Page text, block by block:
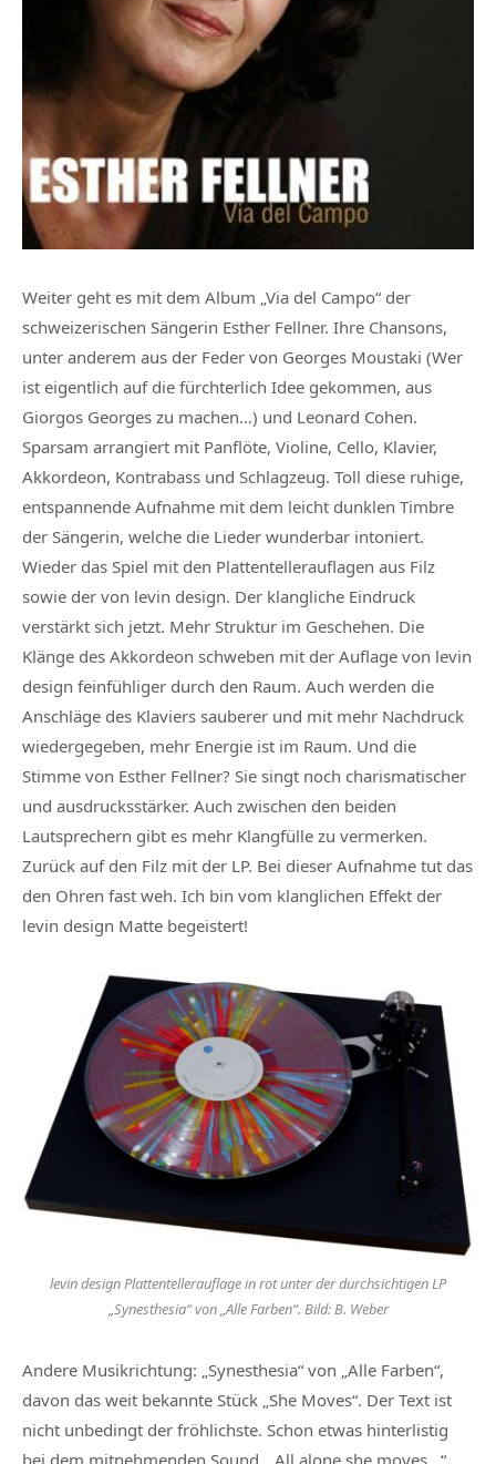
Weiter geht es mit dem Album „Via del Campo“ der
schweizerischen Sängerin Esther Fellner. Ihre Chansons,
unter anderem aus der Feder von Georges Moustaki (Wer
ist eigentlich auf die fürchterlich Idee gekommen, aus
Giorgos Georges zu machen…) und Leonard Cohen.
Sparsam arrangiert mit Panflöte, Violine, Cello, Klavier,
Akkordeon, Kontrabass und Schlagzeug. Toll diese ruhige,
entspannende Aufnahme mit dem leicht dunklen Timbre
der Sängerin, welche die Lieder wunderbar intoniert.
Wieder das Spiel mit den Plattentellerauflagen aus Filz
sowie der von levin design. Der klangliche Eindruck
verstärkt sich jetzt. Mehr Struktur im Geschehen. Die
Klänge des Akkordeon schweben mit der Auflage von levin
design feinfühliger durch den Raum. Auch werden die
Anschläge des Klaviers sauberer und mit mehr Nachdruck
wiedergegeben, mehr Energie ist im Raum. Und die
Stimme von Esther Fellner? Sie singt noch charismatischer
und ausdrucksstärker. Auch zwischen den beiden
Lautsprechern gibt es mehr Klangfülle zu vermerken.
Zurück auf den Filz mit der LP. Bei dieser Aufnahme tut das
den Ohren fast weh. Ich bin vom klanglichen Effekt der
levin design Matte begeistert!
levin design Plattentellerauflage in rot unter der durchsichtigen LP
„Synesthesia“ von „Alle Farben“. Bild: B. Weber
Andere Musikrichtung: „Synesthesia“ von „Alle Farben“,
davon das weit bekannte Stück „She Moves“. Der Text ist
nicht unbedingt der fröhlichste. Schon etwas hinterlistig